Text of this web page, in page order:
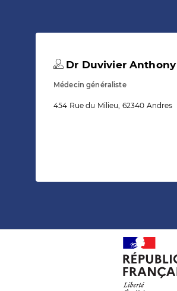
Dr Duvivier Anthony
Médecin généraliste
454 Rue du Milieu, 62340 Andres